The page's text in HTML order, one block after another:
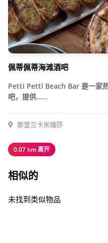
佩蒂佩蒂海滩酒吧
Petti Petti Beach Bar 是一家
吧，提供……
斯里兰卡米瑞莎
0.07 km 离开
相似的
未找到类似物品